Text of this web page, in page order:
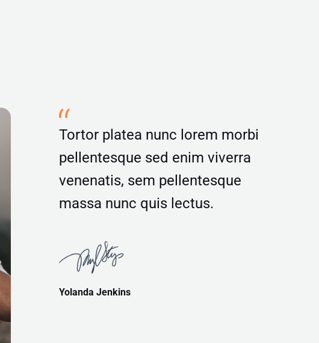
Tortor platea nunc lorem morbi
pellentesque sed enim viverra
venenatis, sem pellentesque
massa nunc quis lectus.
Yolanda Jenkins